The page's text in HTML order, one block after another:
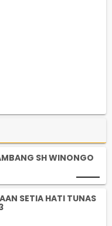
SH WINONGO
SETIA HATI TUNAS